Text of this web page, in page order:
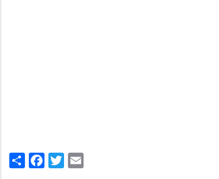
ShareFacebook
Twitter